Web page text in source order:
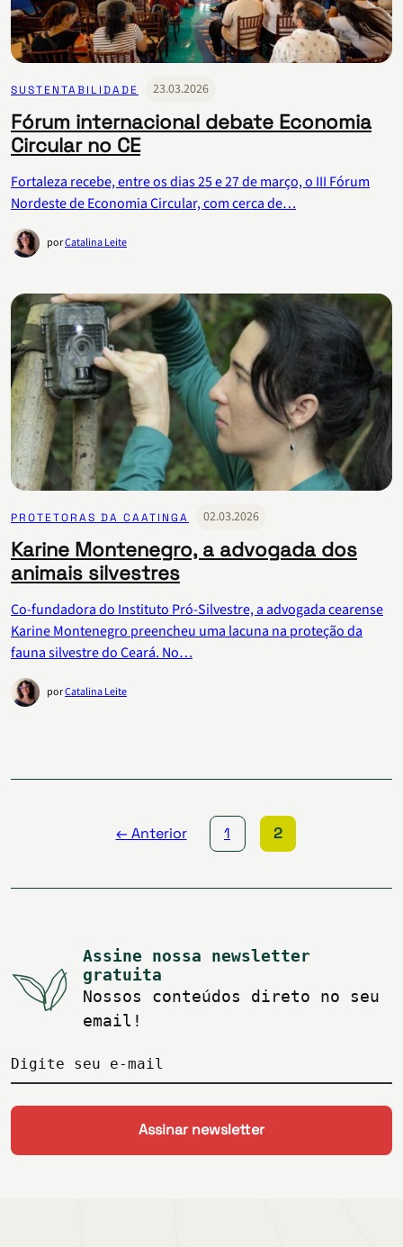
SUSTENTABILIDADE 23.03.2026
Fórum internacional debate Economia
Circular no CE
Fortaleza recebe, entre os dias 25 e 27 de março, o III Fórum
Nordeste de Economia Circular, com cerca de…
porCatalina Leite
PROTETORAS DA CAATINGA 02.03.2026
Karine Montenegro, a advogada dos
animais silvestres
Co-fundadora do Instituto Pró-Silvestre, a advogada cearense
Karine Montenegro preencheu uma lacuna na proteção da
fauna silvestre do Ceará. No…
porCatalina Leite
de
← Anterior 1 2
Assine nossa newsletter
gratuita
Nossos conteúdos direto no seu
email!
Digite seu e-mail